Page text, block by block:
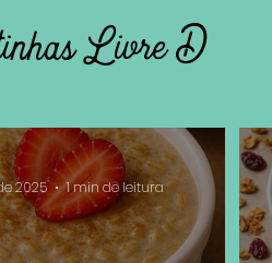
Livre D
2025
1 min de leitura